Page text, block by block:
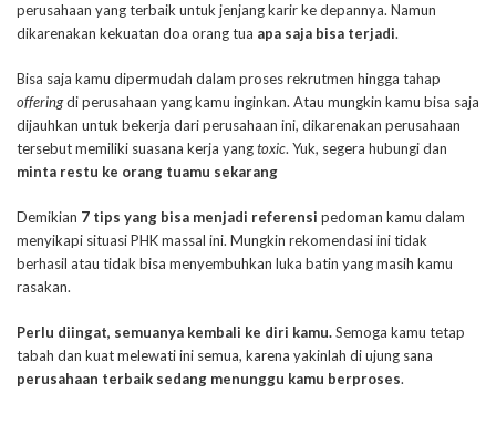
perusahaan yang terbaik untuk jenjang karir ke depannya. Namun
dikarenakan kekuatan doa orang tua apa saja bisa terjadi.
Bisa saja kamu dipermudah dalam proses rekrutmen hingga tahap
offeringdi perusahaan yang kamu inginkan. Atau mungkin kamu bisa saja
dijauhkan untuk bekerja dari perusahaan ini, dikarenakan perusahaan
tersebut memiliki suasana kerja yangtoxic. Yuk, segera hubungi dan
minta restu ke orang tuamu sekarang
Demikian 7 tips yang bisa menjadi referensi pedoman kamu dalam
menyikapi situasi PHK massal ini. Mungkin rekomendasi ini tidak
berhasil atau tidak bisa menyembuhkan luka batin yang masih kamu
rasakan.
Perlu diingat, semuanya kembali ke diri kamu.Semoga kamu tetap
tabah dan kuat melewati ini semua, karena yakinlah di ujung sana
perusahaan terbaik sedang menunggu kamu berproses.